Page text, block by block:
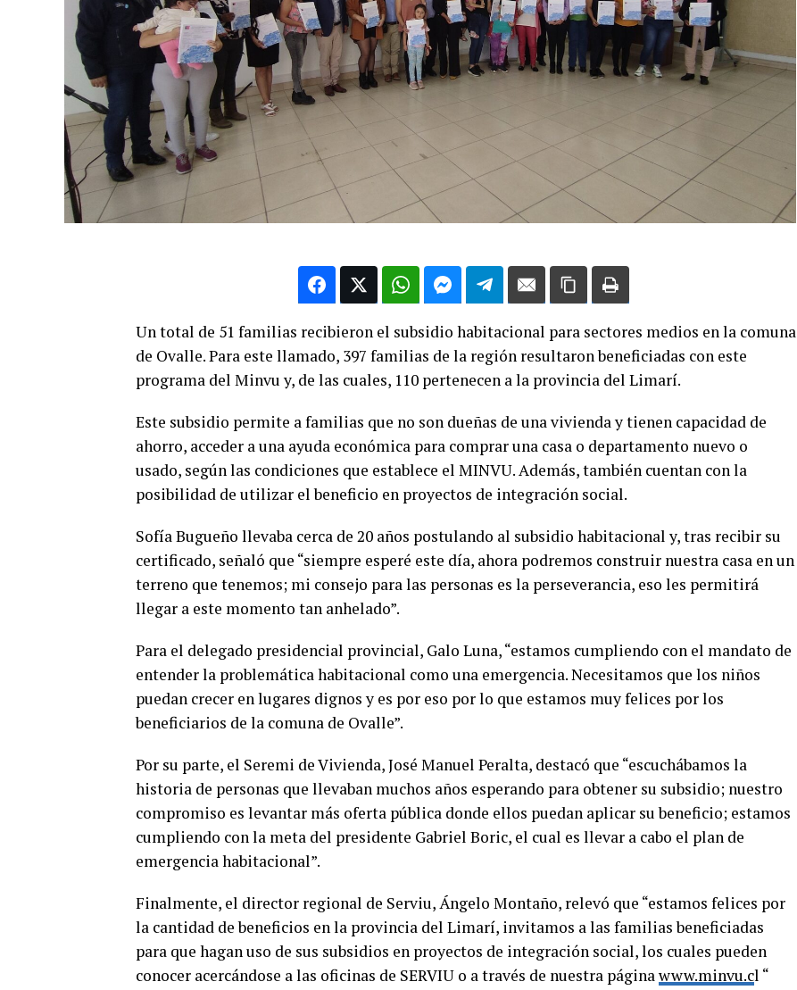
Un total de 51 familias recibieron el subsidio habitacional para sectores medios en la comuna
de Ovalle. Para este llamado, 397 familias de la región resultaron beneficiadas con este
programa del Minvu y, de las cuales, 110 pertenecen a la provincia del Limarí.
Este subsidio permite a familias que no son dueñas de una vivienda y tienen capacidad de
ahorro, acceder a una ayuda económica para comprar una casa o departamento nuevo o
usado, según las condiciones que establece el MINVU. Además, también cuentan con la
posibilidad de utilizar el beneficio en proyectos de integración social.
Sofía Bugueño llevaba cerca de 20 años postulando al subsidio habitacional y, tras recibir su
certificado, señaló que “siempre esperé este día, ahora podremos construir nuestra casa en un
terreno que tenemos; mi consejo para las personas es la perseverancia, eso les permitirá
llegar a este momento tan anhelado”.
Para el delegado presidencial provincial, Galo Luna, “estamos cumpliendo con el mandato de
entender la problemática habitacional como una emergencia. Necesitamos que los niños
puedan crecer en lugares dignos y es por eso por lo que estamos muy felices por los
beneficiarios de la comuna de Ovalle”.
Por su parte, el Seremi de Vivienda, José Manuel Peralta, destacó que “escuchábamos la
historia de personas que llevaban muchos años esperando para obtener su subsidio; nuestro
compromiso es levantar más oferta pública donde ellos puedan aplicar su beneficio; estamos
cumpliendo con la meta del presidente Gabriel Boric, el cual es llevar a cabo el plan de
emergencia habitacional”.
Finalmente, el director regional de Serviu, Ángelo Montaño, relevó que “estamos felices por
la cantidad de beneficios en la provincia del Limarí, invitamos a las familias beneficiadas
para que hagan uso de sus subsidios en proyectos de integración social, los cuales pueden
conocer acercándose a las oficinas de SERVIU o a través de nuestra páginawww.minvu.cl “